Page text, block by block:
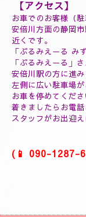
(延長30分¥7000)
(60分延長¥14000)
(ご指名￥2000)
(よむぎ蒸し30分
(よむぎ蒸し45分
(リフレクソロジー
(ヘッドスパマッサ
(フィシャルマッサ
(ホットストーン30
(ソルトマッサージ
❖❖❖❖❖❖❖❖❖